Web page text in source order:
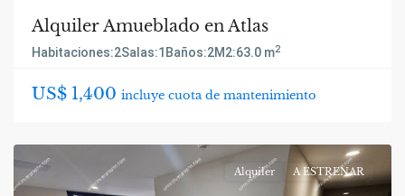
Alquiler Amueblado en Atlas
Habitaciones:2Salas:1 Baños:2M2:63.0 m2
US$ 1,400 incluye cuota de mantenimiento
Alquiler A ESTRENAR